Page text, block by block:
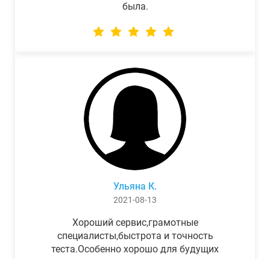
была.
Ульяна К.
2021-08-13
Хороший сервис,грамотные
специалисты,быстрота и точность
теста.Особенно хорошо для будущих